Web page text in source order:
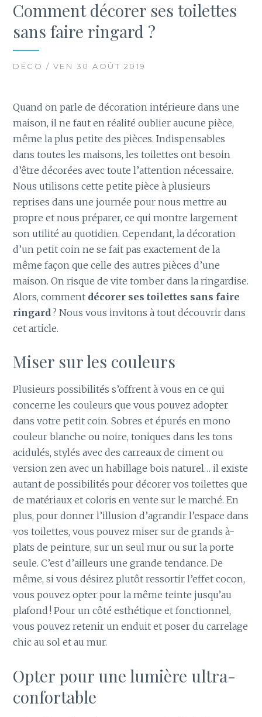
Comment décorer ses toilettes
sans faire ringard ?
DÉCO / VEN 30 AOÛT 2019
Quand on parle de décoration intérieure dans une
maison, il ne faut en réalité oublier aucune pièce,
même la plus petite des pièces. Indispensables
dans toutes les maisons, les toilettes ont besoin
d’être décorées avec toute l’attention nécessaire.
Nous utilisons cette petite pièce à plusieurs
reprises dans une journée pour nous mettre au
propre et nous préparer, ce qui montre largement
son utilité au quotidien. Cependant, la décoration
d’un petit coin ne se fait pas exactement de la
même façon que celle des autres pièces d’une
maison. On risque de vite tomber dans la ringardise.
Alors, comment décorer ses toilettes sans faire
ringard ? Nous vous invitons à tout découvrir dans
cet article.
Miser sur les couleurs
Plusieurs possibilités s’offrent à vous en ce qui
concerne les couleurs que vous pouvez adopter
dans votre petit coin. Sobres et épurés en mono
couleur blanche ou noire, toniques dans les tons
acidulés, stylés avec des carreaux de ciment ou
version zen avec un habillage bois naturel… il existe
autant de possibilités pour décorer vos toilettes que
de matériaux et coloris en vente sur le marché. En
plus, pour donner l’illusion d’agrandir l’espace dans
vos toilettes, vous pouvez miser sur de grands à-
plats de peinture, sur un seul mur ou sur la porte
seule. C’est d’ailleurs une grande tendance. De
même, si vous désirez plutôt ressortir l’effet cocon,
vous pouvez opter pour la même teinte jusqu’au
plafond ! Pour un côté esthétique et fonctionnel,
vous pouvez retenir un enduit et poser du carrelage
chic au sol et au mur.
Opter pour une lumière ultra-
confortable